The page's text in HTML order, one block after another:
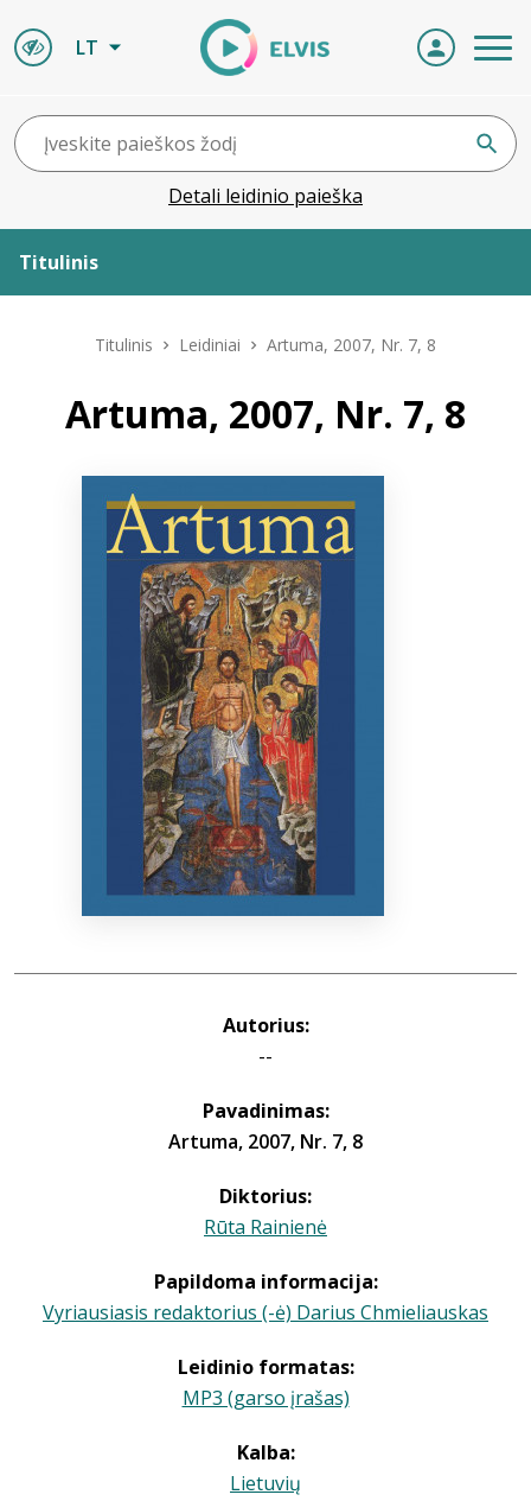
LT
Detali leidinio paieška
Titulinis
Leidiniai
Bibliotekoms
Titulinis Leidiniai Artuma, 2007, Nr. 7, 8
Artuma, 2007, Nr. 7, 8
Autorius:
--
Pavadinimas:
Artuma, 2007, Nr. 7, 8
Diktorius:
Rūta Rainienė
Papildoma informacija:
Vyriausiasis redaktorius (-ė) Darius Chmieliauskas
Leidinio formatas:
MP3 (garso įrašas)
Kalba:
Lietuvių